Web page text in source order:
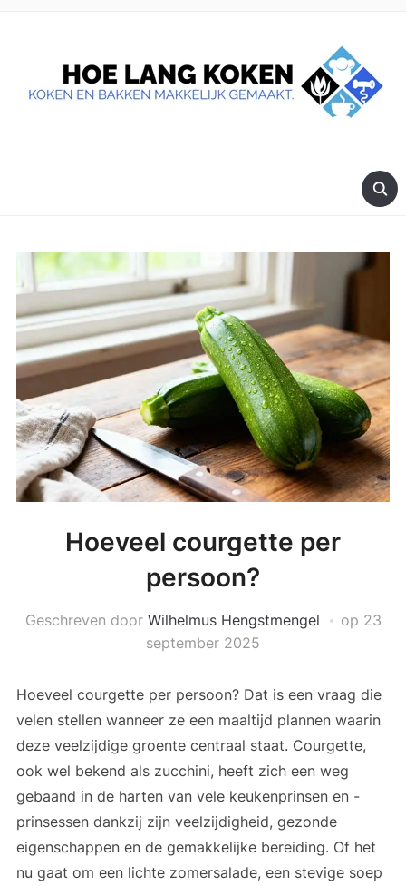
Hoeveel courgette per
persoon?
Geschreven door Wilhelmus Hengstmengel op 23
september 2025
Hoeveel courgette per persoon? Dat is een vraag die
velen stellen wanneer ze een maaltijd plannen waarin
deze veelzijdige groente centraal staat. Courgette,
ook wel bekend als zucchini, heeft zich een weg
gebaand in de harten van vele keukenprinsen en -
prinsessen dankzij zijn veelzijdigheid, gezonde
eigenschappen en de gemakkelijke bereiding. Of het
nu gaat om een lichte zomersalade, een stevige soep